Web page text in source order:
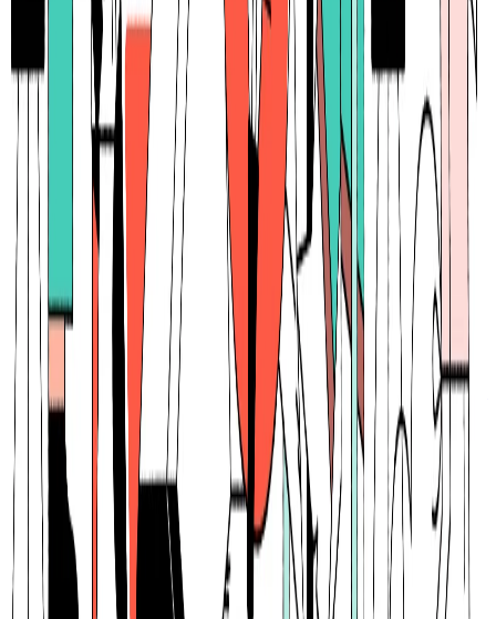
62.5万円〜100万円
シニア
気になる 詳細を見る
レイターステージ
note株式会社
プロダクト
note
概要
noteは、個人や企業がテキスト、画像、音声、動画などの
コンテンツを作成・発行・販売できるプラットフォームで
す。クリエイターが自分の作品を公開し、読者と直接つなが
ることができます。
BtoC 10→100（プロダクト拡大）
募集中の求人情報
【業務委託】漫画編集者 / コンテンツプロデュー
サー / IPプロデューサー